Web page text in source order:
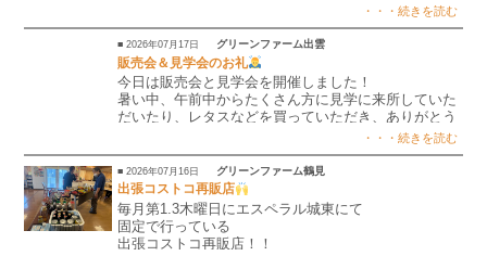
・・・続きを読む
■ 2026年07月17日 グリーンファーム出雲
販売会＆見学会のお礼
今日は販売会と見学会を開催しました！
暑い中、午前中からたくさん方に見学に来所していた
だいたり、レタスなどを買っていただき、ありがとう
来月は、販売会と見学会はお休みします。
また９月にお待ちしております。
・・・続きを読む
■ 2026年07月16日 グリーンファーム鶴見
出張コストコ再販店
毎月第1.3木曜日にエスペラル城東にて
固定で行っている
出張コストコ再販店！！